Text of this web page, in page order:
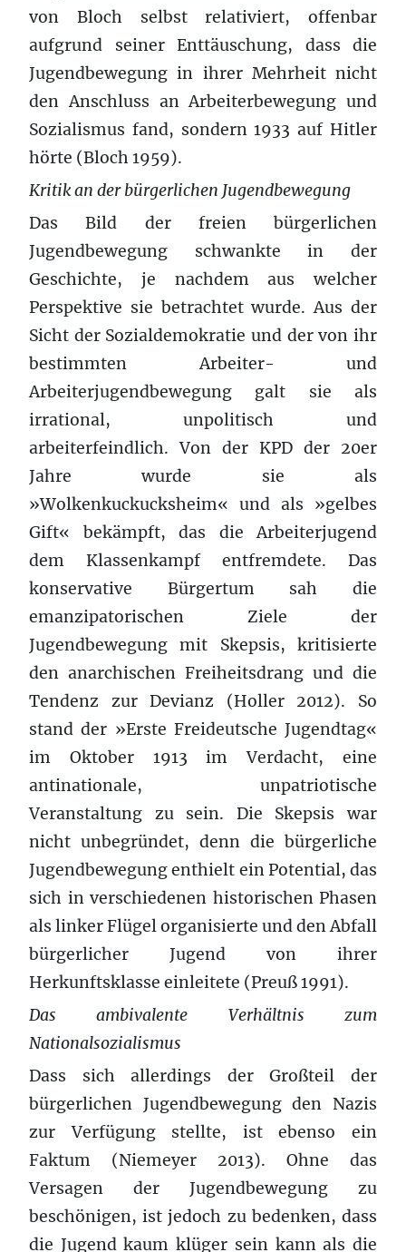
von Bloch selbst relativiert, offenbar
aufgrund seiner Enttäuschung, dass die
Jugendbewegung in ihrer Mehrheit nicht
den Anschluss an Arbeiterbewegung und
Sozialismus fand, sondern 1933 auf Hitler
hörte (Bloch 1959).
Kritik an der bürgerlichen Jugendbewegung
Das Bild der freien bürgerlichen
Jugendbewegung schwankte in der
Geschichte, je nachdem aus welcher
Perspektive sie betrachtet wurde. Aus der
Sicht der Sozialdemokratie und der von ihr
bestimmten Arbeiter- und
Arbeiterjugendbewegung galt sie als
irrational, unpolitisch und
arbeiterfeindlich. Von der KPD der 20er
Jahre wurde sie als
»Wolkenkuckucksheim« und als »gelbes
Gift« bekämpft, das die Arbeiterjugend
dem Klassenkampf entfremdete. Das
konservative Bürgertum sah die
emanzipatorischen Ziele der
Jugendbewegung mit Skepsis, kritisierte
den anarchischen Freiheitsdrang und die
Tendenz zur Devianz (Holler 2012). So
stand der »Erste Freideutsche Jugendtag«
im Oktober 1913 im Verdacht, eine
antinationale, unpatriotische
Veranstaltung zu sein. Die Skepsis war
nicht unbegründet, denn die bürgerliche
Jugendbewegung enthielt ein Potential, das
sich in verschiedenen historischen Phasen
als linker Flügel organisierte und den Abfall
bürgerlicher Jugend von ihrer
Herkunftsklasse einleitete (Preuß 1991).
Das ambivalente Verhältnis zum
Nationalsozialismus
Dass sich allerdings der Großteil der
bürgerlichen Jugendbewegung den Nazis
zur Verfügung stellte, ist ebenso ein
Faktum (Niemeyer 2013). Ohne das
Versagen der Jugendbewegung zu
beschönigen, ist jedoch zu bedenken, dass
die Jugend kaum klüger sein kann als die